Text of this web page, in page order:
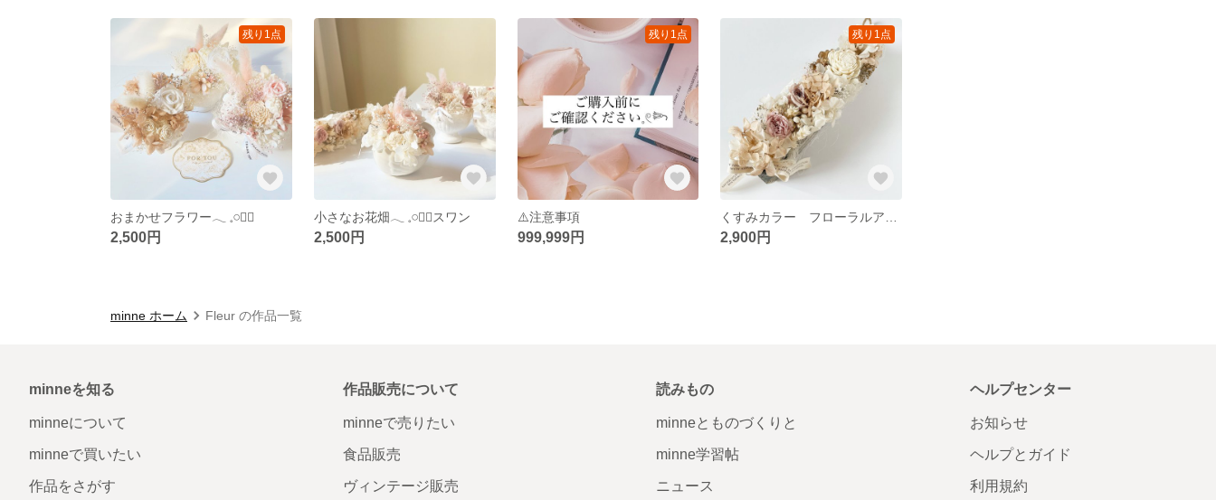
残り1点
おまかせフラワー𓂃 𓈒𓏸❁⃘
2,500円
小さなお花畑𓂃 𓈒𓏸❁⃘スワン
2,500円
残り1点
⚠️注意事項
999,999円
残り1点
2,900円
minne ホーム Fleur の作品一覧
minneを知る
minneについて
minneで買いたい
作品をさがす
作品販売について
minneで売りたい
食品販売
ヴィンテージ販売
読みもの
minneとものづくりと
minne学習帖
ニュース
ヘルプセンター
お知らせ
ヘルプとガイド
利用規約